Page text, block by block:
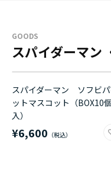
GOODS
スパイダーマン
スパイダーマン ソフビ
ットマスコット（BOX10
入）
¥6,600